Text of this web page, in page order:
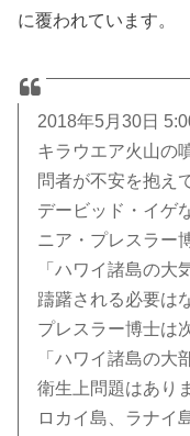
に覆われています。
2018年5月30日
キラウエア火山の
問者が不安を抱え
デービッド・イゲ
ニア・プレスラー
「ハワイ諸島の大
躊躇される必要は
プレスラー博士は
「ハワイ諸島の大
衛生上問題はあり
ロカイ島、ラナイ